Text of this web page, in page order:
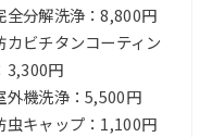
分解洗浄：8,800円
ビチタンコーティン
3,300円
機洗浄：5,500円
キャップ：1,100円